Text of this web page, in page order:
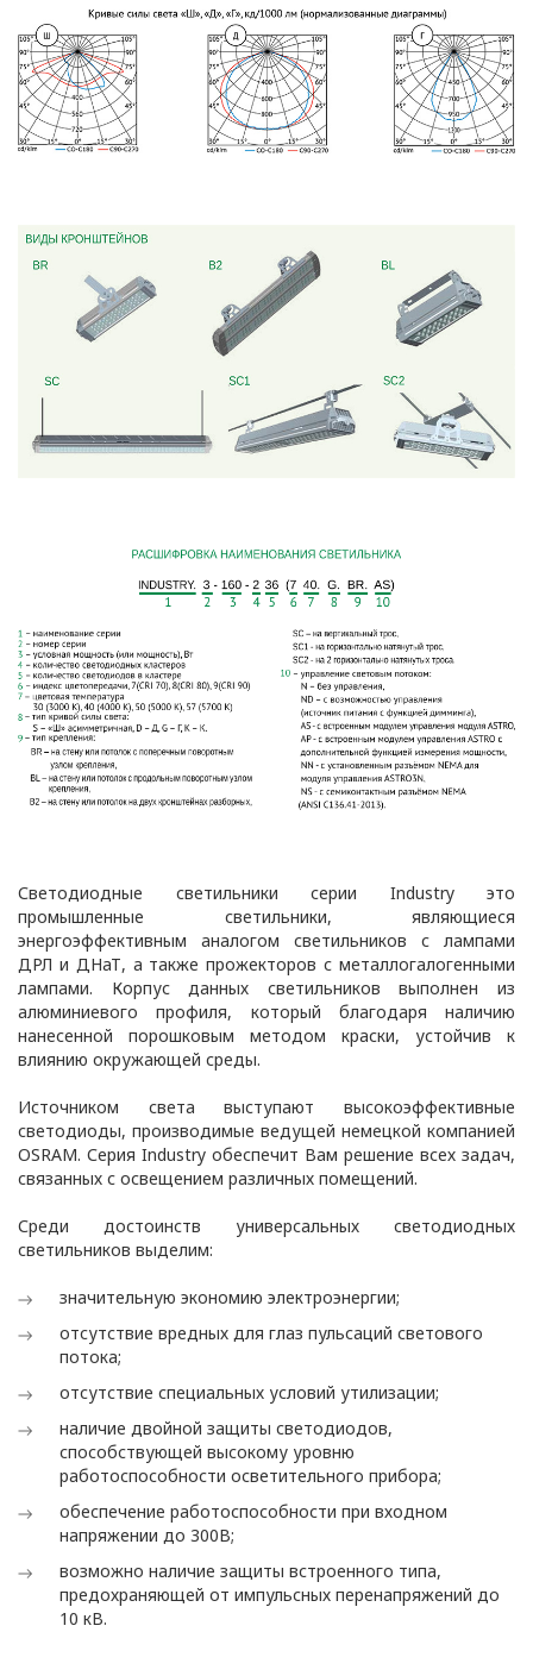
Светодиодные светильники серии Industry это
промышленные светильники, являющиеся
энергоэффективным аналогом светильников с лампами
ДРЛ и ДНаТ, а также прожекторов с металлогалогенными
лампами. Корпус данных светильников выполнен из
алюминиевого профиля, который благодаря наличию
нанесенной порошковым методом краски, устойчив к
влиянию окружающей среды.
Источником света выступают высокоэффективные
светодиоды, производимые ведущей немецкой компанией
OSRAM. Серия Industry обеспечит Вам решение всех задач,
связанных с освещением различных помещений.
Среди достоинств универсальных светодиодных
светильников выделим:
значительную экономию электроэнергии;
отсутствие вредных для глаз пульсаций светового
потока;
отсутствие специальных условий утилизации;
наличие двойной защиты светодиодов,
способствующей высокому уровню
работоспособности осветительного прибора;
обеспечение работоспособности при входном
напряжении до 300В;
возможно наличие защиты встроенного типа,
предохраняющей от импульсных перенапряжений до
10 кВ.
обработки
персональных
данных
отношении
обработки персональных
данных основывается на
следующих нормативно
правовых актах:
Конституция Республики
Закон Республики
данных» (далее - Закон о
защите персональных
данных);
Закон Республики
Беларусь от 10.11.2008 N
455-З «Об информации,
информатизации и
защите информации»;
иные нормативные
правовые акты
«ОПТИКЭНЕРГОКАБЕЛЬ»
для реализации Политики
в отношении защиты
персональных данных
разрабатывает локальные
правовые акты и иные
документы:
Положение об обработке
и защите персональных
данных в
ООО «ОПТИКЭНЕРГОКАБЕЛЬ»
(Приложение 1)
Положение о порядке
конфиденциальности при
обработке
содержащей
персональные данные
(Приложение 2);
иные локальные правовые
акты и документы,
направленные на
регулирование
отношений в области